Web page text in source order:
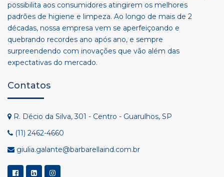
possibilita aos consumidores atingirem os melhores
padrões de higiene e limpeza. Ao longo de mais de 2
décadas, nossa empresa vem se aperfeiçoando e
quebrando recordes ano após ano, e sempre
surpreendendo com inovações que vão além das
expectativas do mercado.
Contatos
R. Décio da Silva, 301 - Centro - Guarulhos, SP
(11) 2462-4660
giulia.galante@barbarellaind.com.br